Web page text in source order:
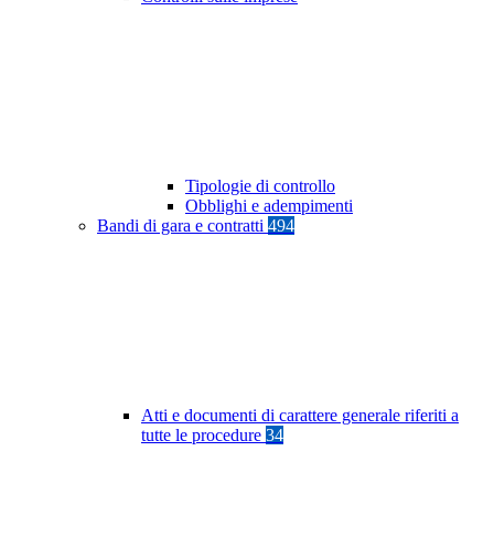
Tipologie di controllo
Obblighi e adempimenti
Bandi di gara e contratti 494
Atti e documenti di carattere generale riferiti a
tutte le procedure 34